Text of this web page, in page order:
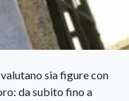
sia figure con
da subito fino a